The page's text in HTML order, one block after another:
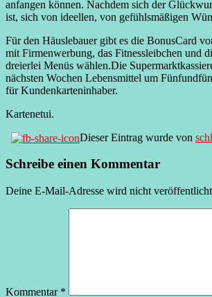
anfangen können. Nachdem sich der
ist, sich von ideellen, von gefühlsmäßigen
Für den Häuslebauer gibt es die BonusCard
mit Firmenwerbung, das Fitnessleibchen und
dreierlei Menüs wählen.Die
nächsten Wochen Lebensmittel um
für Kundenkarteninhaber.
Kartenetui.
Dieser Eintrag wurde von
Schreibe einen Kommentar
Deine E-Mail-Adresse wird nicht
Kommentar *